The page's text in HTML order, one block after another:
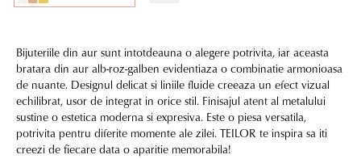
Bijuteriile din aur sunt intotdeauna o alegere potrivita, iar aceasta
bratara din aur alb-roz-galben evidentiaza o combinatie armonioasa
de nuante. Designul delicat si liniile fluide creeaza un efect vizual
echilibrat, usor de integrat in orice stil. Finisajul atent al metalului
sustine o estetica moderna si expresiva. Este o piesa versatila,
potrivita pentru diferite momente ale zilei. TEILOR te inspira sa iti
creezi de fiecare data o aparitie memorabila!